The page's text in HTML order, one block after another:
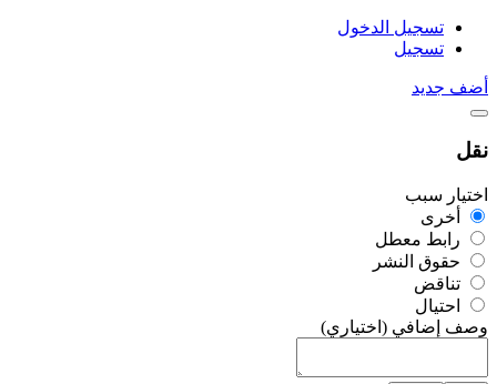
تسجيل الدخول
تسجيل
أضف جديد
نقل
اختيار سبب
أخرى
رابط معطل
حقوق النشر
تناقض
احتيال
وصف إضافي (اختياري)